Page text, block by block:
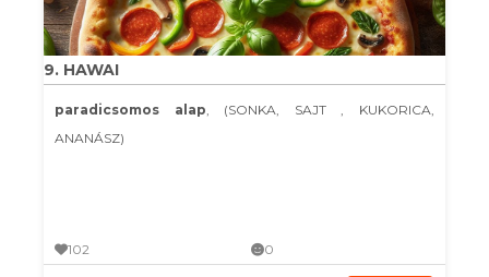
9. HAWAI
paradicsomos alap, (SONKA, SAJT , KUKORICA,
ANANÁSZ)
102 0